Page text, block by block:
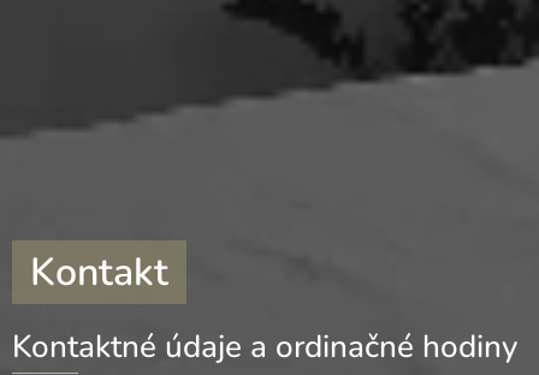
Kontakt
Kontaktné údaje a ordinačné hodiny